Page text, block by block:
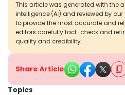
This article was generated with the
intelligence (AI) and reviewed by
to provide the most accurate and
editors carefully fact-check and
quality and credibility.
Share Article
Topics